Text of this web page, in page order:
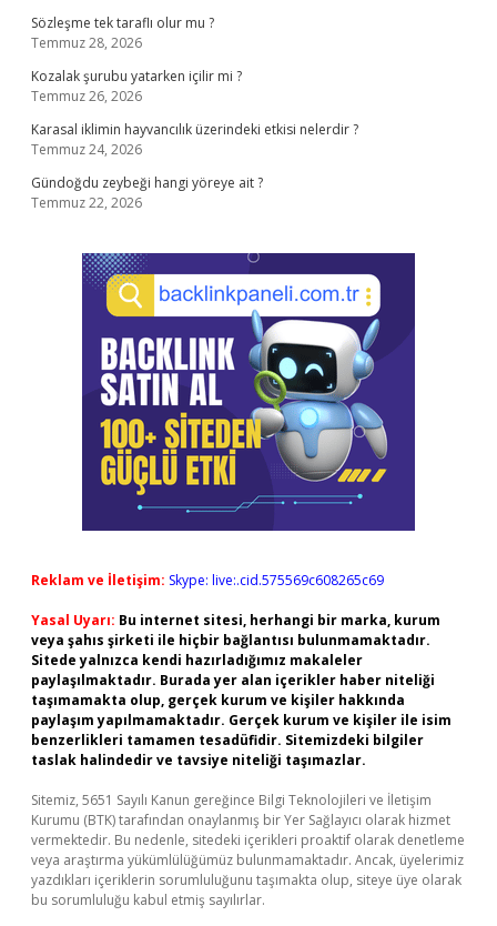
Sözleşme tek taraflı olur mu ?
Temmuz 28, 2026
Kozalak şurubu yatarken içilir mi ?
Temmuz 26, 2026
Karasal iklimin hayvancılık üzerindeki etkisi nelerdir ?
Temmuz 24, 2026
Gündoğdu zeybeği hangi yöreye ait ?
Temmuz 22, 2026
Reklam ve İletişim: Skype: live:.cid.575569c608265c69
Yasal Uyarı: Bu internet sitesi, herhangi bir marka, kurum
veya şahıs şirketi ile hiçbir bağlantısı bulunmamaktadır.
Sitede yalnızca kendi hazırladığımız makaleler
paylaşılmaktadır. Burada yer alan içerikler haber niteliği
taşımamakta olup, gerçek kurum ve kişiler hakkında
paylaşım yapılmamaktadır. Gerçek kurum ve kişiler ile isim
benzerlikleri tamamen tesadüfidir. Sitemizdeki bilgiler
taslak halindedir ve tavsiye niteliği taşımazlar.
Sitemiz, 5651 Sayılı Kanun gereğince Bilgi Teknolojileri ve İletişim
Kurumu (BTK) tarafından onaylanmış bir Yer Sağlayıcı olarak hizmet
vermektedir. Bu nedenle, sitedeki içerikleri proaktif olarak denetleme
veya araştırma yükümlülüğümüz bulunmamaktadır. Ancak, üyelerimiz
yazdıkları içeriklerin sorumluluğunu taşımakta olup, siteye üye olarak
bu sorumluluğu kabul etmiş sayılırlar.